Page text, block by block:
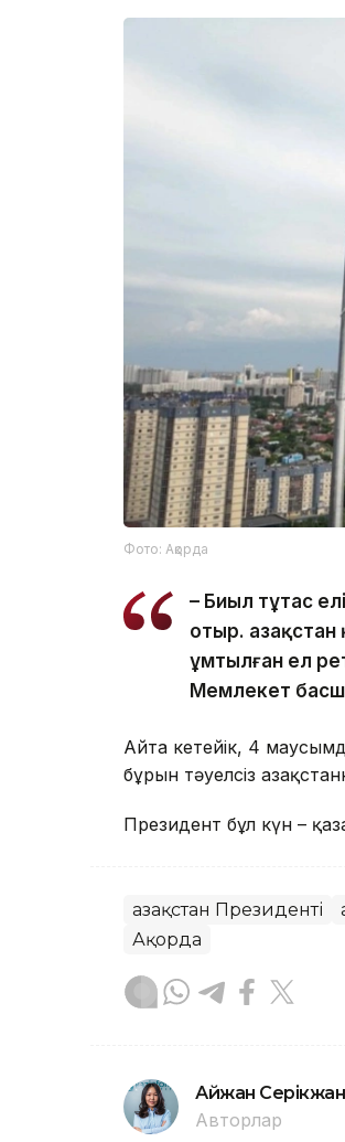
Фото: Ақорда
– Биыл тұтас
отыр.
ұмтылған ел
Мемлекет
Айта кетейік, 4
бұрын тәуелсіз
Президент бұл күн –
Қазақстан Президенті
Ақорда
Айжан
Авторлар